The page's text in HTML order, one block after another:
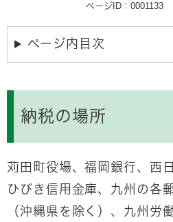
ページID：0001133
ページ内目次
納税の場所
苅田町役場、福岡銀行、西
ひびき信用金庫、九州の各
（沖縄県を除く）、九州労